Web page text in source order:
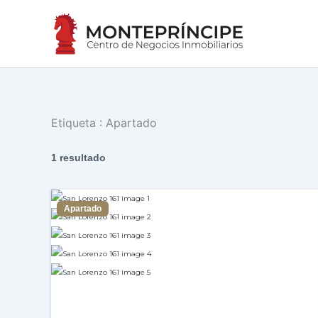
Etiqueta : Apartado
1 resultado
Apartado